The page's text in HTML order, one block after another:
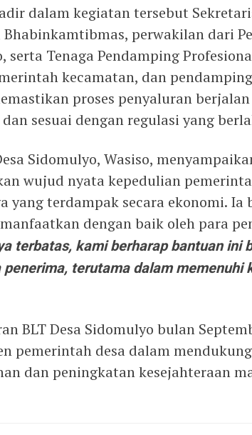
dalam kegiatan tersebut
Bhabinkamtibmas, perwakilan dari
serta Tenaga Pendamping
kecamatan, dan
proses penyaluran
dan sesuai dengan regulasi yang
Sidomulyo, Wasiso,
wujud nyata kepedulian
yang terdampak secara ekonomi.
dengan baik oleh para
terbatas, kami berharap bantuan ini
terutama dalam memenuhi
BLT Desa Sidomulyo bulan
pemerintah desa dalam
dan peningkatan kesejahteraan